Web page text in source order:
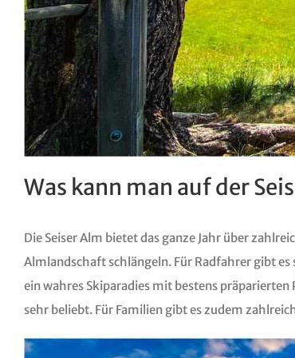
Was kann man auf der
Die Seiser Alm bietet das ganze Jahr über
Almlandschaft schlängeln. Für Radfahrer gibt es
ein wahres Skiparadies mit bestens
sehr beliebt. Für Familien gibt es zudem